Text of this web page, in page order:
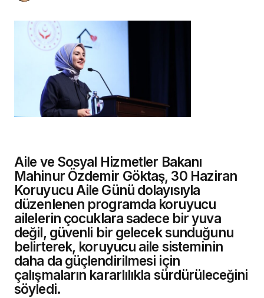
Aile ve Sosyal Hizmetler Bakanı
Mahinur Özdemir Göktaş, 30 Haziran
Koruyucu Aile Günü dolayısıyla
düzenlenen programda koruyucu
ailelerin çocuklara sadece bir yuva
değil, güvenli bir gelecek sunduğunu
belirterek, koruyucu aile sisteminin
daha da güçlendirilmesi için
çalışmaların kararlılıkla sürdürüleceğini
söyledi.